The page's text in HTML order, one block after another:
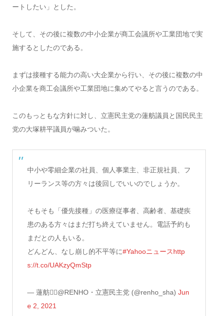
ートしたい」とした。
そして、その後に複数の中小企業が商工会議所や工業団地で実
施するとしたのである。
まずは接種する能力の高い大企業から行い、その後に複数の中
小企業を商工会議所や工業団地に集めてやると言うのである。
このもっともな方針に対し、立憲民主党の蓮舫議員と国民民主
党の大塚耕平議員が噛みついた。
中小や零細企業の社員、個人事業主、非正規社員、フ
リーランス等の方々は後回しでいいのでしょうか。
そもそも「優先接種」の医療従事者、高齢者、基礎疾
患のある方々はまだ打ち終えていません。電話予約も
まだとの人もいる。
どんどん、なし崩し的不平等に#Yahooニュースhttp
s://t.co/UAKzyQmStp
— 蓮舫🙋‍♀️@RENHO・立憲民主党 (@renho_sha) Jun
e 2, 2021